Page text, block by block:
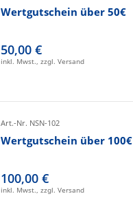
Wertgutschein über 50€
50,00 €
inkl. Mwst., zzgl. Versand
Art.-Nr. NSN-102
Wertgutschein über 100€
100,00 €
inkl. Mwst., zzgl. Versand